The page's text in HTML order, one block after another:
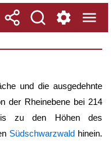
und die ausgedehnte
der Rheinebene bei 214
zu den Höhen des
Südschwarzwald hinein.